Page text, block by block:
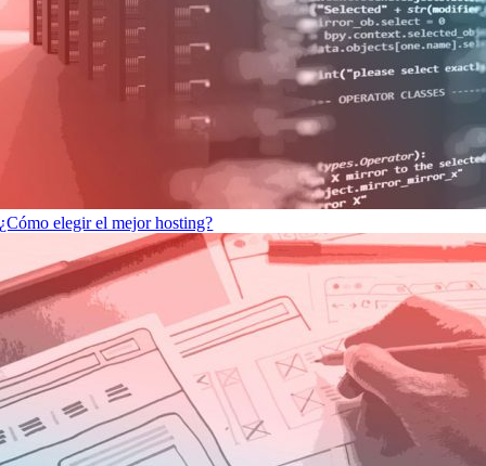
¿Cómo elegir el mejor hosting?